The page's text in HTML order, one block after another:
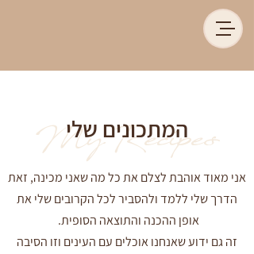
My Recipes
המתכונים שלי
אני מאוד אוהבת לצלם את כל מה שאני מכינה, זאת
הדרך שלי ללמד ולהסביר לכל הקרובים שלי את
אופן ההכנה והתוצאה הסופית.
זה גם ידוע שאנחנו אוכלים עם העינים וזו הסיבה